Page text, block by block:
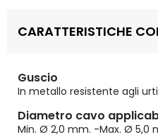
CARATTERISTICHE
Guscio
In metallo resistente agli urti
Diametro cavo
Min. Ø 2,0 mm. -Max. Ø 5,0